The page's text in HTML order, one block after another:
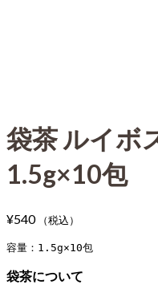
袋茶 ルイボ
1.5g×10包
¥540 （税込）
袋茶について